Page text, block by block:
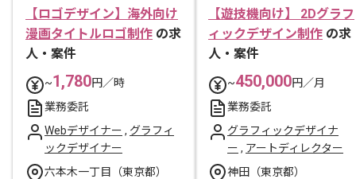
【ロゴデザイン】海外向け
漫画タイトルロゴ制作 の求
人・案件
~1,780円／時
業務委託
Webデザイナー , グラフィ
ックデザイナー
六本木一丁目（東京都）
【遊技機向け】 2Dグラフ
ィックデザイン制作 の求
人・案件
~450,000円／月
業務委託
グラフィックデザイナ
ー , アートディレクター
神田（東京都）